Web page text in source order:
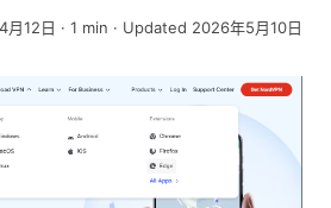
月12日 · 1 min · Updated 2026年5月10日